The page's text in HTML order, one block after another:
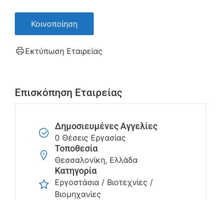
Κοινοποίηση
Εκτύπωση Εταιρείας
Επισκόπηση Εταιρείας
Δημοσιευμένες Αγγελίες
0 Θέσεις Εργασίας
Τοποθεσία
Θεσσαλονίκη, Ελλάδα
Κατηγορία
Εργοστάσια / Βιοτεχνίες /
Βιομηχανίες